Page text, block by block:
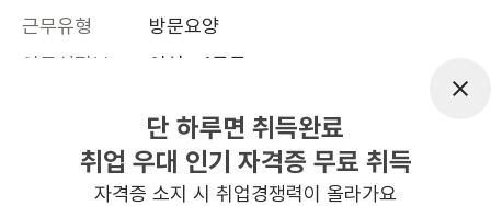
근무유형
방문요양
어르신정보
여성 · 4등급
평일 : 주5일(월~금 / 10:00~13:00),
주 5일 근무
단 하루면 취득완료
취업 우대 인기 자격증 무료 취득
자격증 소지 시 취업경쟁력이 올라가요